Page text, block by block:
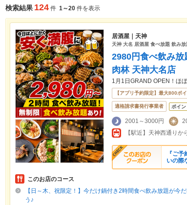
検索結果 124 件 1～20 件を表示
居酒屋｜天神
天神 大名 居酒屋 食べ放題 飲み
2980円食べ飲み
肉林 天神大名店
1月1日GRAND OPEN！ほ
【アプリ予約限定】最大800ポ
適格請求書発行事業者 ポイ
2001～3000円
『ご
いの際
このお店のコース
【日～木、祝限定！】今だけ鍋付き2時間食べ飲み放題が今
う♪